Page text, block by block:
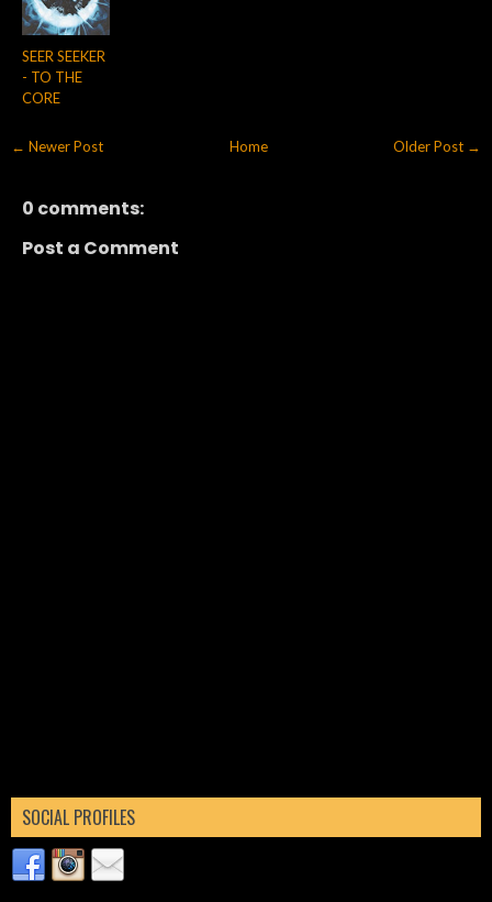
SEER SEEKER
- TO THE
CORE
← Newer Post Older Post →
Home
0 comments:
Post a Comment
SOCIAL PROFILES